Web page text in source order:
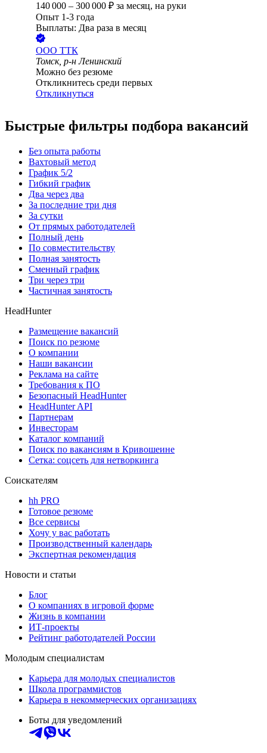
140 000 – 300 000 ₽ за месяц, на руки
Опыт 1-3 года
Выплаты: Два раза в месяц
ООО ТТК
Томск, р-н Ленинский
Можно без резюме
Откликнитесь среди первых
Откликнуться
Быстрые фильтры подбора вакансий
Без опыта работы
Вахтовый метод
График 5/2
Гибкий график
Два через два
За последние три дня
За сутки
От прямых работодателей
Полный день
По совместительству
Полная занятость
Сменный график
Три через три
Частичная занятость
HeadHunter
Размещение вакансий
Поиск по резюме
О компании
Наши вакансии
Реклама на сайте
Требования к ПО
Безопасный HeadHunter
HeadHunter API
Партнерам
Инвесторам
Каталог компаний
Поиск по вакансиям в Кривошеине
Сетка: соцсеть для нетворкинга
Соискателям
hh PRO
Готовое резюме
Все сервисы
Хочу у вас работать
Производственный календарь
Экспертная рекомендация
Новости и статьи
Блог
О компаниях в игровой форме
Жизнь в компании
ИТ-проекты
Рейтинг работодателей России
Молодым специалистам
Карьера для молодых специалистов
Школа программистов
Карьера в некоммерческих организациях
Боты для уведомлений